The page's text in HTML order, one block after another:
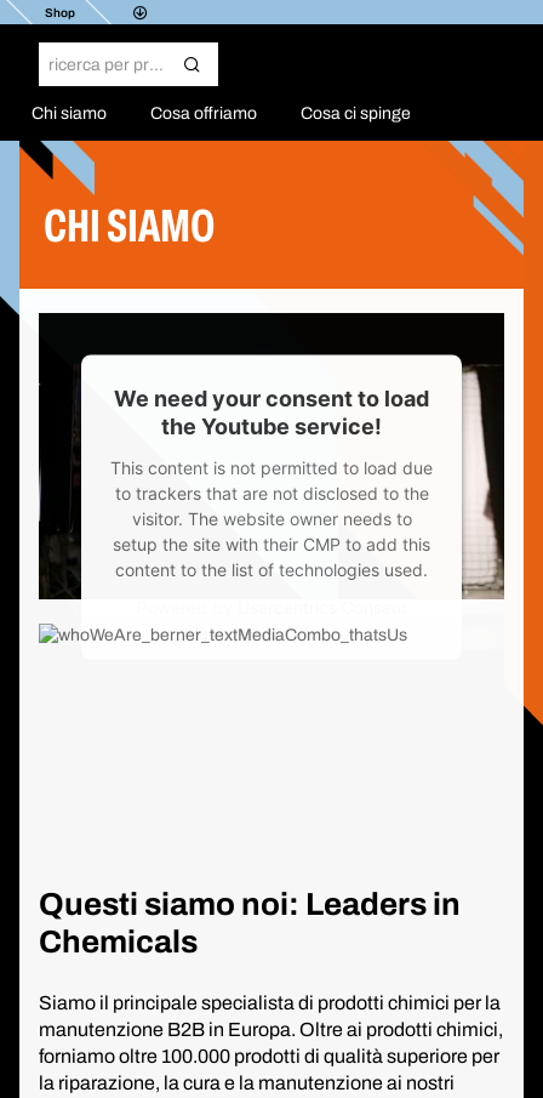
Shop
Chi siamo Cosa offriamo Cosa ci spinge
CHI SIAMO
We need your consent to load
the Youtube service!
This content is not permitted to load due
to trackers that are not disclosed to the
visitor. The website owner needs to
setup the site with their CMP to add this
content to the list of technologies used.
Management Platform
Questi siamo noi: Leaders in
Chemicals
Siamo il principale specialista di prodotti chimici per la
manutenzione B2B in Europa. Oltre ai prodotti chimici,
forniamo oltre 100.000 prodotti di qualità superiore per
la riparazione, la cura e la manutenzione ai nostri